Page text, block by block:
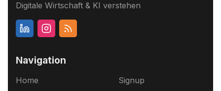
Digitale Wirtschaft & KI verstehen
Navigation
Home
Signup